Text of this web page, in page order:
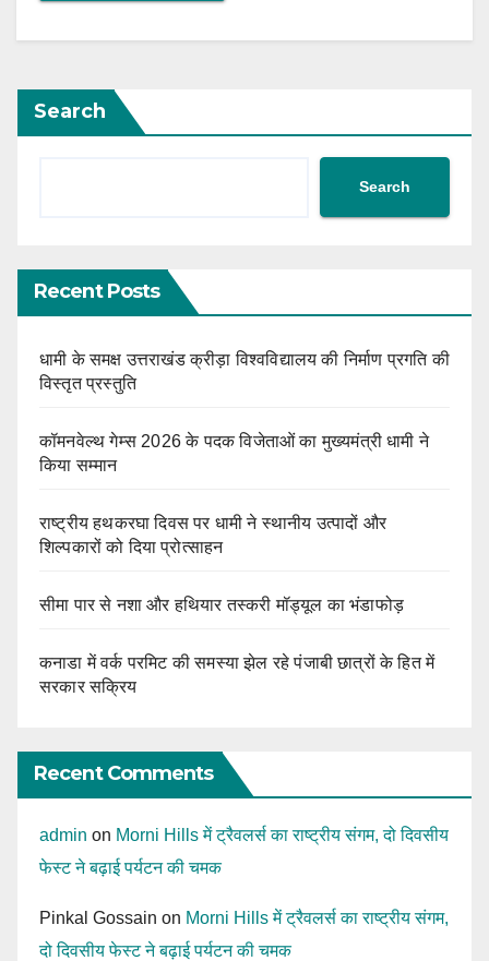
Search
Search
Recent Posts
धामी के समक्ष उत्तराखंड क्रीड़ा विश्वविद्यालय की निर्माण प्रगति की
विस्तृत प्रस्तुति
कॉमनवेल्थ गेम्स 2026 के पदक विजेताओं का मुख्यमंत्री धामी ने
किया सम्मान
राष्ट्रीय हथकरघा दिवस पर धामी ने स्थानीय उत्पादों और
शिल्पकारों को दिया प्रोत्साहन
सीमा पार से नशा और हथियार तस्करी मॉड्यूल का भंडाफोड़
कनाडा में वर्क परमिट की समस्या झेल रहे पंजाबी छात्रों के हित में
सरकार सक्रिय
Recent Comments
admin on Morni Hills में ट्रैवलर्स का राष्ट्रीय संगम, दो दिवसीय
फेस्ट ने बढ़ाई पर्यटन की चमक
Pinkal Gossain on Morni Hills में ट्रैवलर्स का राष्ट्रीय संगम,
दो दिवसीय फेस्ट ने बढ़ाई पर्यटन की चमक